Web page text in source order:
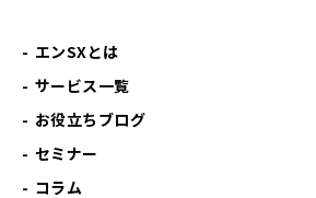
エンSXとは
サービス一覧
お役立ちブログ
セミナー
コラム